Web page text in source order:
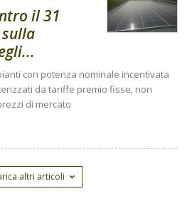
il 31
con potenza nominale incentivata
da tariffe premio fisse, non
di mercato
altri articoli